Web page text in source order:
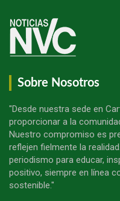
Sobre Nosotros
"Desde nuestra sede en
proporcionar a la
Nuestro compromiso es
reflejen fielmente la
periodismo para educar,
positivo, siempre en línea
sostenible."